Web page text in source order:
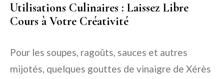
Utilisations Culinaires : Laissez Libre
Cours à Votre Créativité
Pour les soupes, ragoûts, sauces et autres
mijotés, quelques gouttes de vinaigre de Xérès